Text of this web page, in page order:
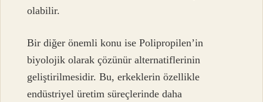
olabilir.
Bir diğer önemli konu ise Polipropilen’in
biyolojik olarak çözünür alternatiflerinin
geliştirilmesidir. Bu, erkeklerin özellikle
endüstriyel üretim süreçlerinde daha